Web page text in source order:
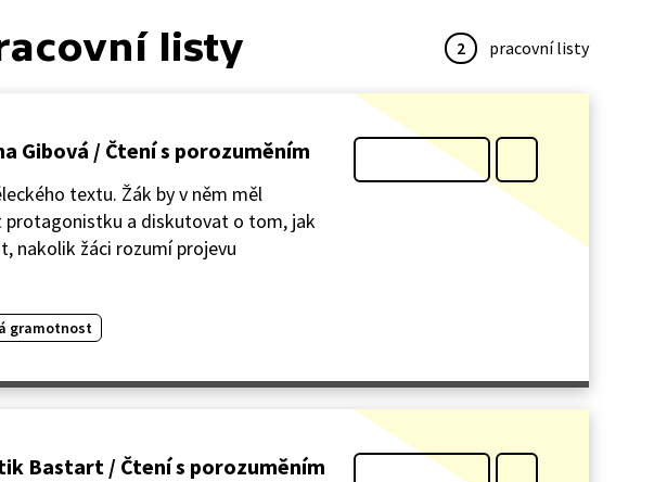
listy 2 pracovní listy
Gibová / Čtení s porozuměním
textu. Žák by v něm měl
a diskutovat o tom, jak
nakolik žáci rozumí projevu
gramotnost
Bastart / Čtení s porozuměním